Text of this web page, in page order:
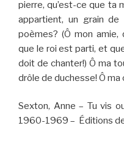
pierre, qu’est-ce que ta
appartient, un grain
poèmes? (Ô mon
que le roi est parti, et
doit de chanter!) Ô ma
drôle de duchesse! Ô
Sexton, Anne – Tu vis
1960-1969 – Éditions